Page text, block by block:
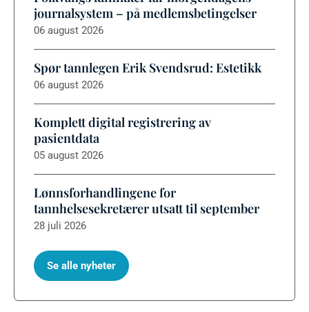
journalsystem – på medlemsbetingelser
06 august 2026
Spør tannlegen Erik Svendsrud: Estetikk
06 august 2026
Komplett digital registrering av
pasientdata
05 august 2026
Lønnsforhandlingene for
tannhelsesekretærer utsatt til september
28 juli 2026
Se alle nyheter